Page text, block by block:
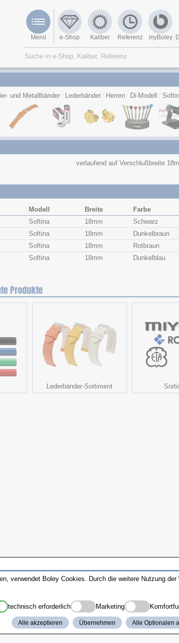
Menü e-Shop Kaliber Referenz myBoley
und Metallbänder Lederbänder Herren Di-Modell
verlaufend auf Verschlußbreite
Modell Breite Farbe
Softina 18mm Schwarz
Softina 18mm Dunkelbraun
Softina 18mm Rotbraun
Softina 18mm Dunkelblau
Produkte
Lederbänder-Sortiment
verwendet Boley Cookies. Durch die weitere Nutzung
technisch erforderlich Marketing
Alle akzeptieren Übernehmen Alle Optionalen